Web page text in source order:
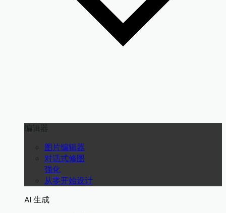
编辑器
图片编辑器
对话式修图
强化
从零开始设计
AI 生成